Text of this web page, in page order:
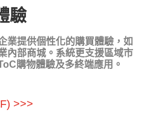
驗
業提供個性化的購買體驗，如
內部商城。系統更支援區域市
購物體驗及多終端應用。
>>>